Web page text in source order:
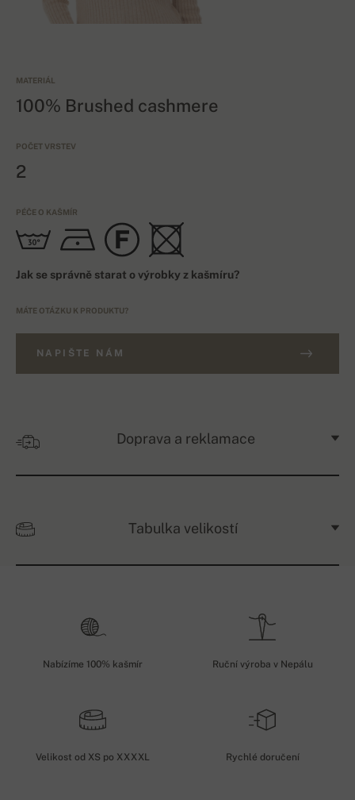
MATERIÁL
100% Brushed cashmere
POČET VRSTEV
2
PÉČE O KAŠMÍR
Jak se správně starat o výrobky z kašmíru?
MÁTE OTÁZKU K PRODUKTU?
NAPIŠTE NÁM
Doprava a reklamace
Tabulka velikostí
Nabízíme 100% kašmír Ruční výroba v Nepálu
Velikost od XS po XXXXL Rychlé doručení